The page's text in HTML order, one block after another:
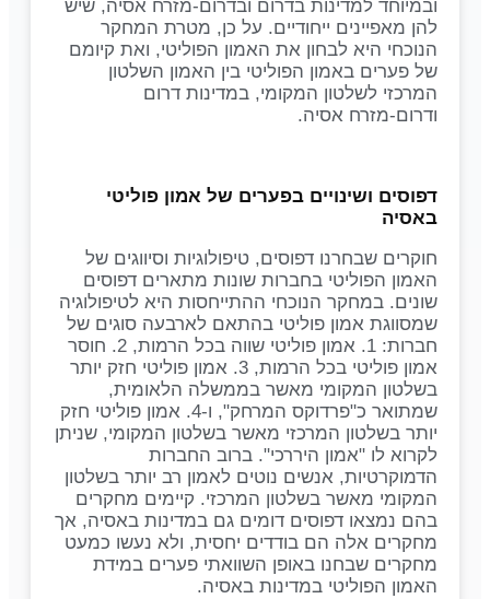
ובמיוחד למדינות בדרום ובדרום-מזרח אסיה, שיש
להן מאפיינים ייחודיים. על כן, מטרת המחקר
הנוכחי היא לבחון את האמון הפוליטי, ואת קיומם
של פערים באמון הפוליטי בין האמון השלטון
המרכזי לשלטון המקומי, במדינות דרום
ודרום-מזרח אסיה.
דפוסים ושינויים בפערים של אמון פוליטי
באסיה
חוקרים שבחרנו דפוסים, טיפולוגיות וסיווגים של
האמון הפוליטי בחברות שונות מתארים דפוסים
שונים. במחקר הנוכחי ההתייחסות היא לטיפולוגיה
שמסווגת אמון פוליטי בהתאם לארבעה סוגים של
חברות: 1. אמון פוליטי שווה בכל הרמות, 2. חוסר
אמון פוליטי בכל הרמות, 3. אמון פוליטי חזק יותר
בשלטון המקומי מאשר בממשלה הלאומית,
שמתואר כ"פרדוקס המרחק", ו-4. אמון פוליטי חזק
יותר בשלטון המרכזי מאשר בשלטון המקומי, שניתן
לקרוא לו "אמון היררכי". ברוב החברות
הדמוקרטיות, אנשים נוטים לאמון רב יותר בשלטון
המקומי מאשר בשלטון המרכזי. קיימים מחקרים
בהם נמצאו דפוסים דומים גם במדינות באסיה, אך
מחקרים אלה הם בודדים יחסית, ולא נעשו כמעט
מחקרים שבחנו באופן השוואתי פערים במידת
האמון הפוליטי במדינות באסיה.